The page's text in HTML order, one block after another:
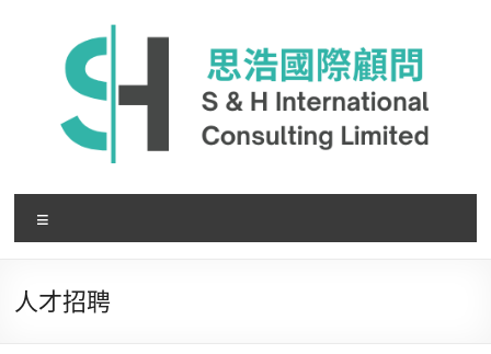
思
浩
國
際
單
人才招聘